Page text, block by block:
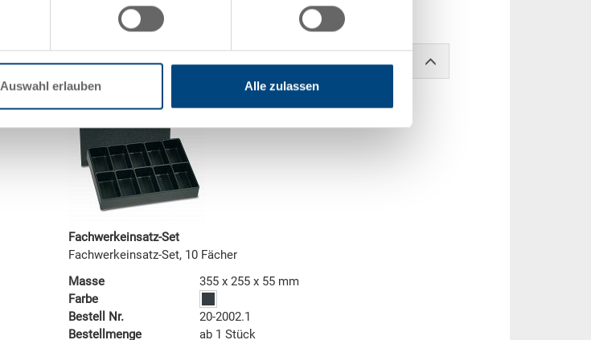
Auswahl erlauben Alle zulassen
unterteilt werden.
Fachwerkeinsatz-Set
Fachwerkeinsatz-Set, 10 Fächer
Masse
355 x 255 x 55 mm
Farbe
Bestell Nr.
20-2002.1
Bestellmenge
ab 1 Stück